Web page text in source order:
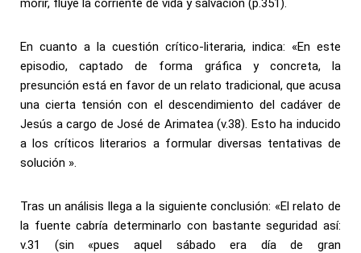
morir, fluye la corriente de vida y salvación (p.351).
En cuanto a la cuestión crítico-literaria, indica: «En este
episodio, captado de forma gráfica y concreta, la
presunción está en favor de un relato tradicional, que acusa
una cierta tensión con el descendimiento del cadáver de
Jesús a cargo de José de Arimatea (v.38). Esto ha inducido
a los críticos literarios a formular diversas tentativas de
solución ».
Tras un análisis llega a la siguiente conclusión: «El relato de
la fuente cabría determinarlo con bastante seguridad así:
v.31 (sin «pues aquel sábado era día de gran